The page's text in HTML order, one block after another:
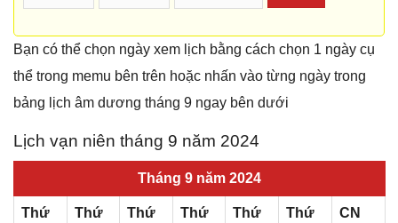
Bạn có thể chọn ngày xem lịch bằng cách chọn 1 ngày cụ
thể trong memu bên trên hoặc nhấn vào từng ngày trong
bảng lịch âm dương tháng 9 ngay bên dưới
Lịch vạn niên tháng 9 năm 2024
Tháng 9 năm 2024
Thứ
Thứ
Thứ
Thứ
Thứ
Thứ
CN